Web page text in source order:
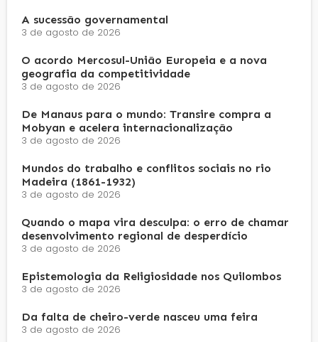
A sucessão governamental
3 de agosto de 2026
O acordo Mercosul-União Europeia e a nova
geografia da competitividade
3 de agosto de 2026
De Manaus para o mundo: Transire compra a
Mobyan e acelera internacionalização
3 de agosto de 2026
Mundos do trabalho e conflitos sociais no rio
Madeira (1861-1932)
3 de agosto de 2026
Quando o mapa vira desculpa: o erro de chamar
desenvolvimento regional de desperdício
3 de agosto de 2026
Epistemologia da Religiosidade nos Quilombos
3 de agosto de 2026
Da falta de cheiro-verde nasceu uma feira
3 de agosto de 2026